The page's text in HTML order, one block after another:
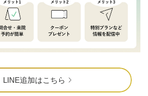
LINE追加はこちら